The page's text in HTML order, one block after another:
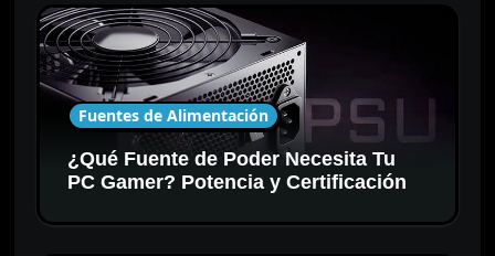
Fuentes de Alimentación
¿Qué Fuente de Poder Necesita Tu
PC Gamer? Potencia y Certificación